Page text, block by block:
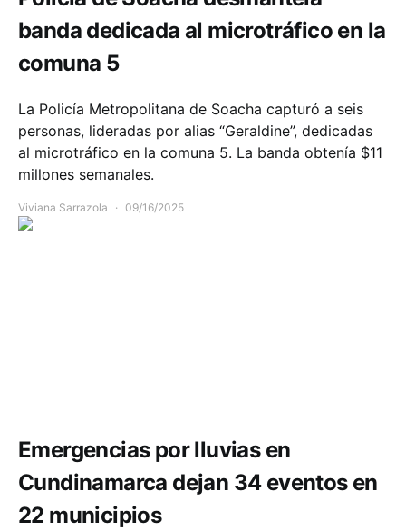
banda dedicada al microtráfico en la
comuna 5
La Policía Metropolitana de Soacha capturó a seis
personas, lideradas por alias “Geraldine”, dedicadas
al microtráfico en la comuna 5. La banda obtenía $11
millones semanales.
Viviana Sarrazola 09/16/2025
Emergencias por lluvias en
Cundinamarca dejan 34 eventos en
22 municipios